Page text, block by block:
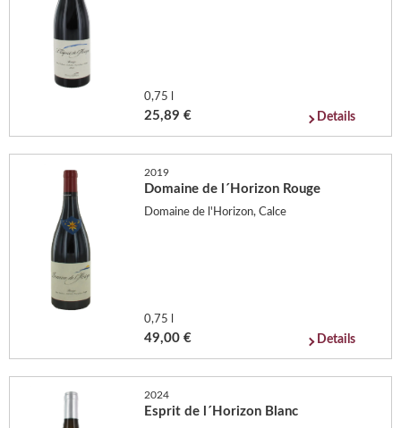
0,75 l
25,89 € Details
2019
Domaine de l´Horizon Rouge
Domaine de l'Horizon, Calce
0,75 l
49,00 € Details
2024
Esprit de l´Horizon Blanc